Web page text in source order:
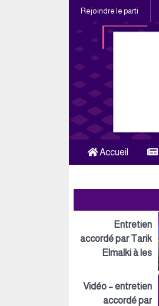
Rejoindre le parti
Accueil
Entretien
accordé par Tarik
Elmalki à les
Vidéo – entretien
accordé par